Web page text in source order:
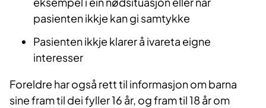
pasienten ikkje kan gi samtykke
Pasienten ikkje klarer å ivareta eigne
interesser
Foreldre har også rett til informasjon om barna
sine fram til dei fyller 16 år, og fram til 18 år om